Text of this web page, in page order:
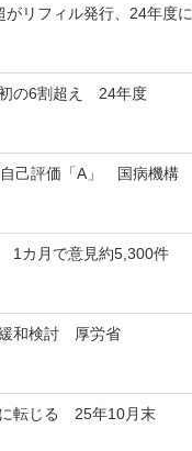
がリフィル発行、24年度に
の6割超え 24年度
己評価「A」 国病機構
1カ月で意見約5,300件
緩和検討 厚労省
に転じる 25年10月末